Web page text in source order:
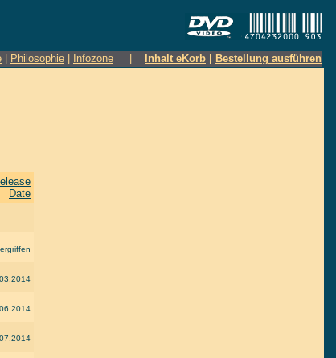
Philosophie Infozone Inhalt eKorb Bestellung ausführen
Date